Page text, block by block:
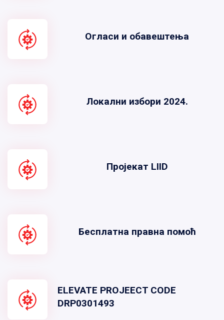
Огласи и обавештења
Локални избори 2024.
Пројекат LIID
Бесплатна правна помоћ
ELEVATE PROJEECT CODE
DRP0301493